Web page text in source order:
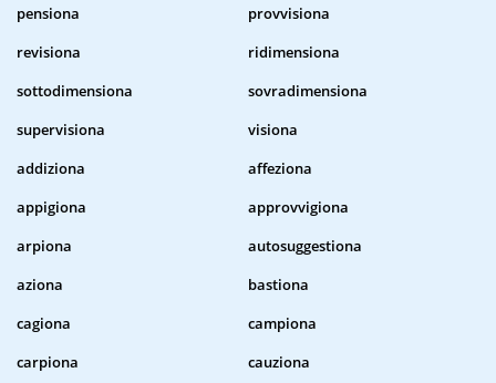
pensiona
provvisiona
revisiona
ridimensiona
sottodimensiona
sovradimensiona
supervisiona
visiona
addiziona
affeziona
appigiona
approvvigiona
arpiona
autosuggestiona
aziona
bastiona
cagiona
campiona
carpiona
cauziona